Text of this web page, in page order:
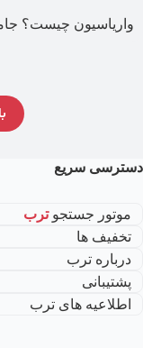
واریاسیون چیست؟
دسترسی سریع
موتور جستجوترب
تخفیف ها
درباره ترب
پشتیبانی
اطلاعیه های ترب